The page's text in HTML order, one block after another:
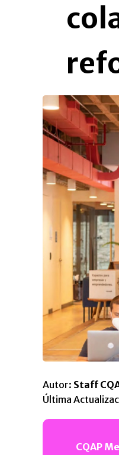
Autor: Staff
Última
CQAP